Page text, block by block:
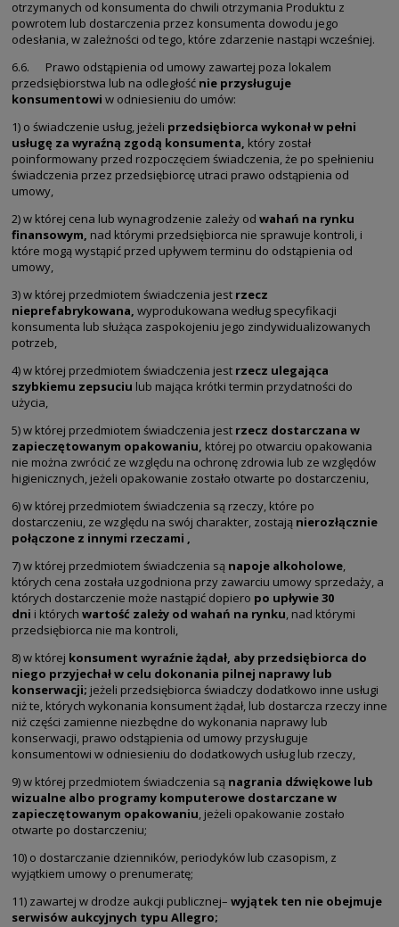
otrzymanych od konsumenta do chwili otrzymania Produktu z
powrotem lub dostarczenia przez konsumenta dowodu jego
odesłania, w zależności od tego, które zdarzenie nastąpi wcześniej.
6.6. Prawo odstąpienia od umowy zawartej poza lokalem
przedsiębiorstwa lub na odległość nie przysługuje
konsumentowi w odniesieniu do umów:
1) o świadczenie usług, jeżeli przedsiębiorca wykonał w pełni
usługę za wyraźną zgodą konsumenta, który został
poinformowany przed rozpoczęciem świadczenia, że po spełnieniu
świadczenia przez przedsiębiorcę utraci prawo odstąpienia od
umowy,
2) w której cena lub wynagrodzenie zależy od wahań na rynku
finansowym, nad którymi przedsiębiorca nie sprawuje kontroli, i
które mogą wystąpić przed upływem terminu do odstąpienia od
umowy,
3) w której przedmiotem świadczenia jest rzecz
nieprefabrykowana, wyprodukowana według specyfikacji
konsumenta lub służąca zaspokojeniu jego zindywidualizowanych
potrzeb,
4) w której przedmiotem świadczenia jest rzecz ulegająca
szybkiemu zepsuciu lub mająca krótki termin przydatności do
użycia,
5) w której przedmiotem świadczenia jest rzecz dostarczana w
zapieczętowanym opakowaniu, której po otwarciu opakowania
nie można zwrócić ze względu na ochronę zdrowia lub ze względów
higienicznych, jeżeli opakowanie zostało otwarte po dostarczeniu,
6) w której przedmiotem świadczenia są rzeczy, które po
dostarczeniu, ze względu na swój charakter, zostają nierozłącznie
połączone z innymi rzeczami ,
7) w której przedmiotem świadczenia są napoje alkoholowe,
których cena została uzgodniona przy zawarciu umowy sprzedaży, a
których dostarczenie może nastąpić dopiero po upływie 30
dni i których wartość zależy od wahań na rynku, nad którymi
przedsiębiorca nie ma kontroli,
8) w której konsument wyraźnie żądał, aby przedsiębiorca do
niego przyjechał w celu dokonania pilnej naprawy lub
konserwacji; jeżeli przedsiębiorca świadczy dodatkowo inne usługi
niż te, których wykonania konsument żądał, lub dostarcza rzeczy inne
niż części zamienne niezbędne do wykonania naprawy lub
konserwacji, prawo odstąpienia od umowy przysługuje
konsumentowi w odniesieniu do dodatkowych usług lub rzeczy,
9) w której przedmiotem świadczenia są nagrania dźwiękowe lub
wizualne albo programy komputerowe dostarczane w
zapieczętowanym opakowaniu, jeżeli opakowanie zostało
otwarte po dostarczeniu;
10) o dostarczanie dzienników, periodyków lub czasopism, z
wyjątkiem umowy o prenumeratę;
11) zawartej w drodze aukcji publicznej– wyjątek ten nie obejmuje
serwisów aukcyjnych typu Allegro;